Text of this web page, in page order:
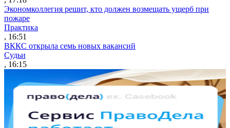
Экономколлегия решит, кто должен возмещать ущерб при
пожаре
Практика
, 16:51
ВККС открыла семь новых вакансий
Судьи
, 16:15